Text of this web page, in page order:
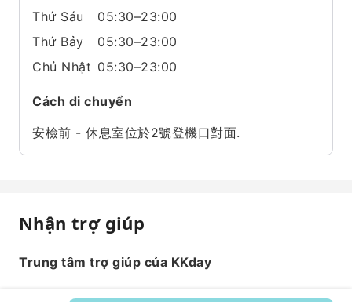
Thứ Sáu
05:30–23:00
Thứ Bảy
05:30–23:00
Chủ Nhật 05:30–23:00
Cách di chuyển
安檢前 - 休息室位於2號登機口對面.
Nhận trợ giúp
Trung tâm trợ giúp của KKday